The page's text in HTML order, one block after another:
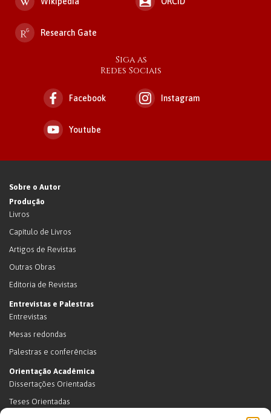
Research Gate
Siga as
Redes Sociais
Facebook Instagram
Youtube
Sobre o Autor
Produção
Livros
Capítulo de Livros
Artigos de Revistas
Outras Obras
Editoria de Revistas
Entrevistas e Palestras
Entrevistas
Mesas redondas
Palestras e conferências
Orientação Acadêmica
Dissertações Orientadas
Teses Orientadas